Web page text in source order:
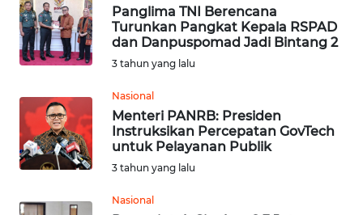
Panglima TNI Berencana
Turunkan Pangkat Kepala RSPAD
dan Danpuspomad Jadi Bintang 2
3 tahun yang lalu
Nasional
Menteri PANRB: Presiden
Instruksikan Percepatan GovTech
untuk Pelayanan Publik
3 tahun yang lalu
Nasional
KARO
WN
SIMALUNGUN
WN
LABUHANBATU
WN
TENGAH